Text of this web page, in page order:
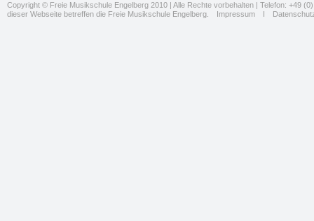
Copyright © Freie Musikschule Engelberg 2010 | Alle Rechte vorbehalten | Telefon: +49
dieser Webseite betreffen die Freie Musikschule Engelberg.
Impressum I